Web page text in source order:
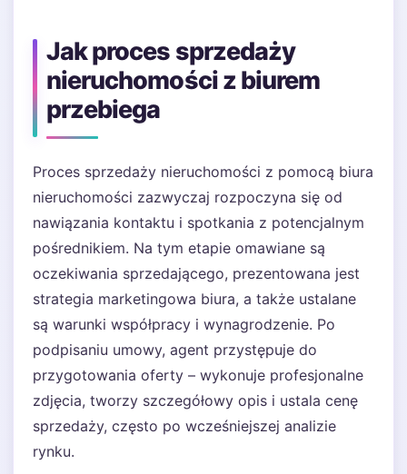
Jak proces sprzedaży
nieruchomości z biurem
przebiega
Proces sprzedaży nieruchomości z pomocą biura
nieruchomości zazwyczaj rozpoczyna się od
nawiązania kontaktu i spotkania z potencjalnym
pośrednikiem. Na tym etapie omawiane są
oczekiwania sprzedającego, prezentowana jest
strategia marketingowa biura, a także ustalane
są warunki współpracy i wynagrodzenie. Po
podpisaniu umowy, agent przystępuje do
przygotowania oferty – wykonuje profesjonalne
zdjęcia, tworzy szczegółowy opis i ustala cenę
sprzedaży, często po wcześniejszej analizie
rynku.